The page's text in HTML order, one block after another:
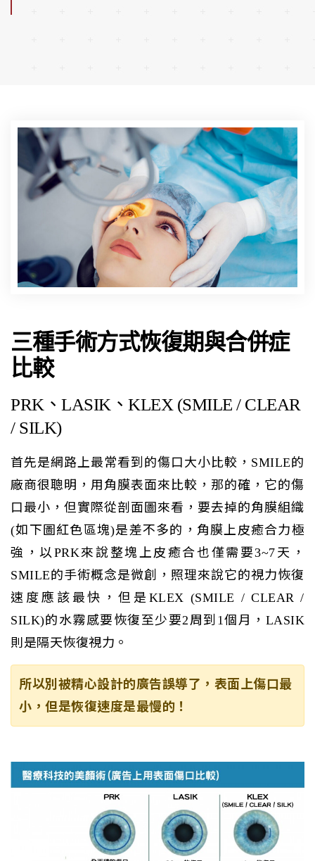
三種手術方式恢復期與合併症
比較
PRK、LASIK、KLEX (SMILE / CLEAR
/ SILK)
首先是網路上最常看到的傷口大小比較，SMILE的
廠商很聰明，用角膜表面來比較，那的確，它的傷
口最小，但實際從剖面圖來看，要去掉的角膜組織
(如下圖紅色區塊)是差不多的，角膜上皮癒合力極
強，以PRK來說整塊上皮癒合也僅需要3~7天，
SMILE的手術概念是微創，照理來說它的視力恢復
速度應該最快，但是KLEX (SMILE / CLEAR /
SILK)的水霧感要恢復至少要2周到1個月，LASIK
則是隔天恢復視力。
所以別被精心設計的廣告誤導了，表面上傷口最
小，但是恢復速度是最慢的！